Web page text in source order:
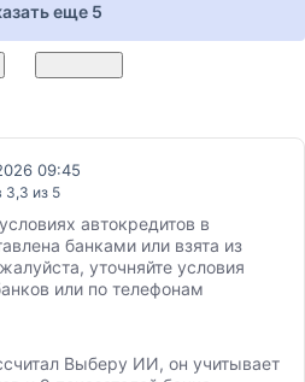
еще 5
09:45
3,3 из 5
автокредитов в
банками или взята из
уточняйте условия
или по телефонам
Выберу ИИ, он учитывает